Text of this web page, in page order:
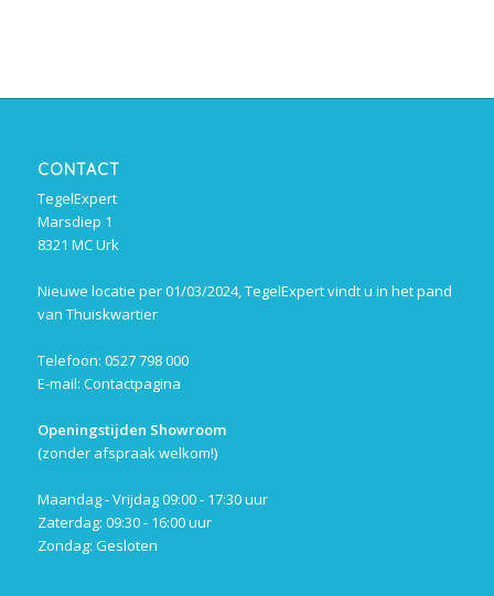
CONTACT
TegelExpert
Marsdiep 1
8321 MC Urk
Nieuwe locatie per 01/03/2024, TegelExpert vindt u in het pand
van Thuiskwartier
Telefoon: 0527 798 000
E-mail: Contactpagina
Openingstijden Showroom
(zonder afspraak welkom!)
Maandag - Vrijdag 09:00 - 17:30 uur
Zaterdag: 09:30 - 16:00 uur
Zondag: Gesloten